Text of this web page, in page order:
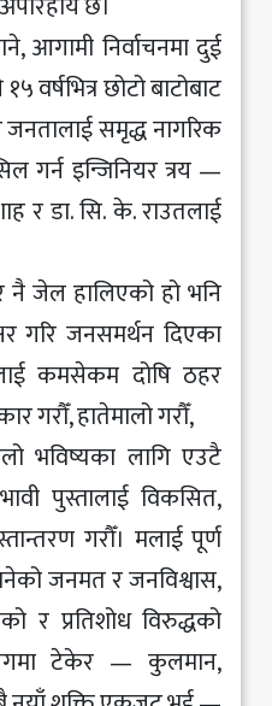
आगामी निर्वाचनमा दुई
वर्षभित्र छोटो बाटोबाट
जनतालाई समृद्ध नागरिक
गर्न इन्जिनियर त्रय —
र डा. सि. के. राउतलाई
नै जेल हालिएको हो भनि
गरि जनसमर्थन दिएका
कमसेकम दोषि ठहर
गरौँ, हातेमालो गरौँ,
भविष्यका लागि एउटै
पुस्तालाई विकसित,
गरौँ। मलाई पूर्ण
जनमत र जनविश्वास,
र प्रतिशोध विरुद्धको
टेकेर — कुलमान,